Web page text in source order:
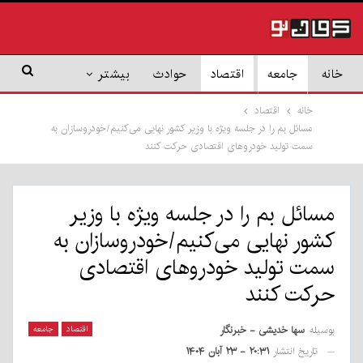
خانه جامعه اقتصاد حوادث بیشتر
خانه
اقتصاد
مسائل بم را در جلسه ویژه با وزیر کشور نهایی می‌کنیم/خودروسازان به
سمت تولید خودروهای اقتصادی حرکت کنند
مسائل بم را در جلسه ویژه با وزیر
کشور نهایی می‌کنیم/خودروسازان به
سمت تولید خودروهای اقتصادی
حرکت کنند
اقتصاد جامعه بوسیله سها خدیشی - خبرنگار
تاریخ انتشار ۲۰:۳۱ - ۲۳ آبان ۱۴۰۴